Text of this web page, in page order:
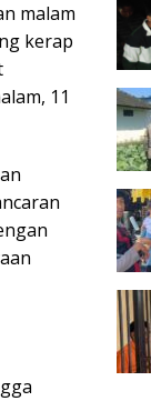
malam
kerap
11